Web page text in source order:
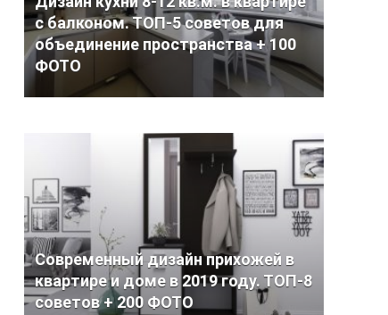
с балконом. ТОП-5 советов для
объединение пространства + 100
ФОТО
Современный дизайн прихожей в
квартире и доме в 2019 году. ТОП-8
советов + 200 ФОТО